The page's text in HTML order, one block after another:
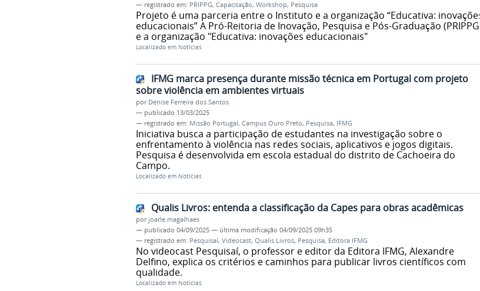
— registrado em: PRIPPG, Capacitação, Workshop, Pesquisa
Projeto é uma parceria entre o Instituto e a organização “Educativa: inovações
educacionais” A Pró-Reitoria de Inovação, Pesquisa e Pós-Graduação (PRIPPG),
e a organização "Educativa: inovações educacionais"
Localizado em Notícias
IFMG marca presença durante missão técnica em Portugal com projeto
sobre violência em ambientes virtuais
por Denise Ferreira dos Santos
— publicado 13/03/2025
— registrado em: Missão Portugal, Campus Ouro Preto, Pesquisa, IFMG
Iniciativa busca a participação de estudantes na investigação sobre o
enfrentamento à violência nas redes sociais, aplicativos e jogos digitais.
Pesquisa é desenvolvida em escola estadual do distrito de Cachoeira do
Campo.
Localizado em Notícias
Qualis Livros: entenda a classificação da Capes para obras acadêmicas
por joarle.magalhaes
— publicado 04/09/2025 — última modificação 04/09/2025 09h35
— registrado em: Pesquisaí, Videocast, Qualis Livros, Pesquisa, Editora IFMG
No videocast Pesquisaí, o professor e editor da Editora IFMG, Alexandre
Delfino, explica os critérios e caminhos para publicar livros científicos com
qualidade.
Localizado em Notícias